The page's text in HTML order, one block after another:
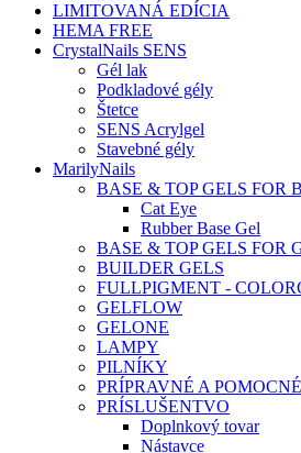
LIMITOVANÁ EDÍCIA
HEMA FREE
CrystalNails SENS
Gél lak
Podkladové gély
Štetce
SENS Acrylgel
Stavebné gély
MarilyNails
BASE & TOP GELS FOR
Cat Eye
Rubber Base Gel
BASE & TOP GELS FOR
BUILDER GELS
FULLPIGMENT -
GELFLOW
GELONE
LAMPY
PILNÍKY
PRÍPRAVNÉ A
PRÍSLUŠENTVO
Doplnkový tovar
Nástavce